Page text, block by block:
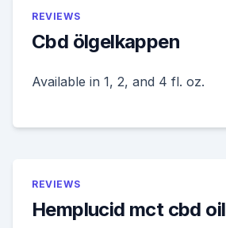
REVIEWS
Cbd ölgelkappen
Available in 1, 2, and 4 fl. oz.
REVIEWS
Hemplucid mct cbd oil